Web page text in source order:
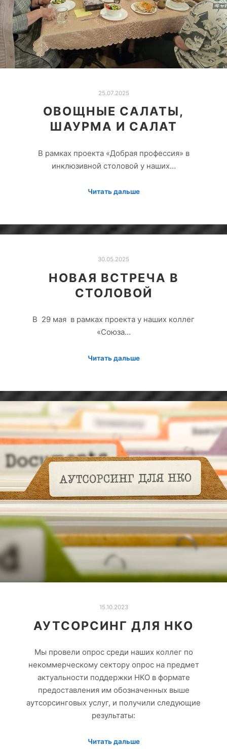
25.07.2025
ОВОЩНЫЕ САЛАТЫ,
ШАУРМА И САЛАТ
В рамках проекта «Добрая профессия» в
инклюзивной столовой у наших…
Читать дальше
30.05.2025
НОВАЯ ВСТРЕЧА В
СТОЛОВОЙ
В 29 мая в рамках проекта у наших коллег
«Союза…
Читать дальше
15.10.2023
АУТСОРСИНГ ДЛЯ НКО
Мы провели опрос среди наших коллег по
некоммерческому сектору опрос на предмет
актуальности поддержки НКО в формате
предоставления им обозначенных выше
аутсорсинговых услуг, и получили следующие
результаты:
Читать дальше